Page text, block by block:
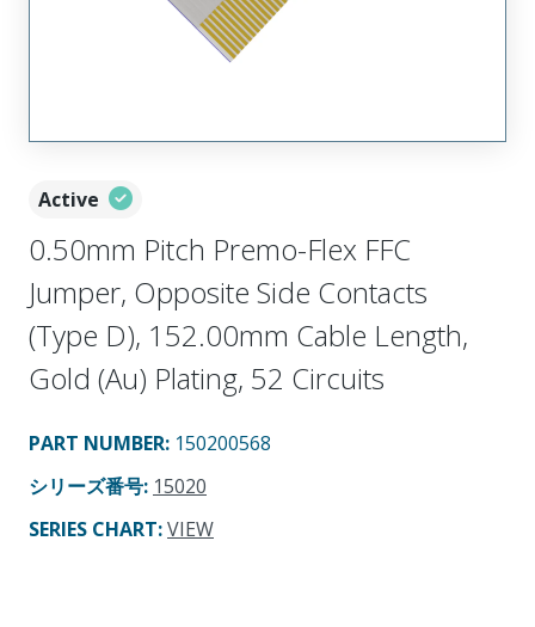
Active
0.50mm Pitch Premo-Flex FFC
Jumper, Opposite Side Contacts
(Type D), 152.00mm Cable Length,
Gold (Au) Plating, 52 Circuits
PART NUMBER: 150200568
シリーズ番号: 15020
SERIES CHART:VIEW